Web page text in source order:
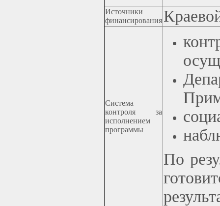
Источники
финансирования
Система
контроля за
исполнением
программы
По